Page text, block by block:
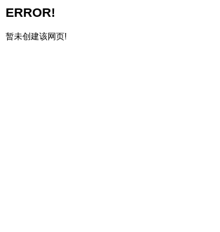
ERROR!
暂未创建该网页!